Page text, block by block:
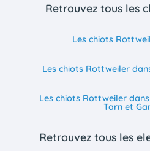
Retrouvez tous les
Les chiots
Les chiots Rottweiler
Les chiots Rottweiler
Tarn et
Retrouvez tous les